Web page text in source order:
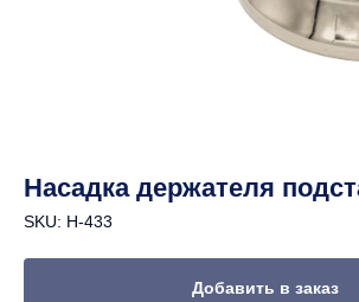
Насадка держателя
SKU: Н-433
Добавить в заказ